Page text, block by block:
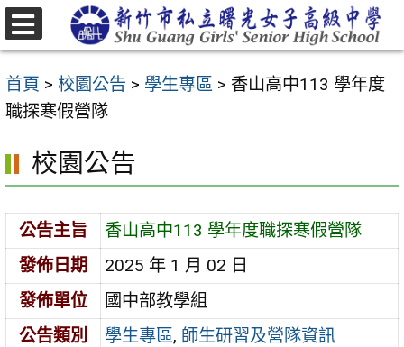
跳
至
要
內
區
首頁 > 校園公告 > 學生專區 > 香山高中113 學年度
職探寒假營隊
校園公告
公告主旨
香山高中113 學年度職探寒假營隊
發佈日期
2025 年 1 月 02 日
發佈單位
國中部教學組
公告類別
學生專區, 師生研習及營隊資訊
選
單